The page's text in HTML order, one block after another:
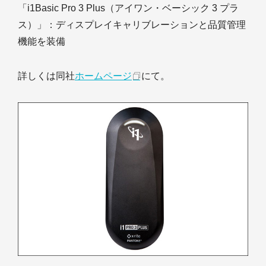
「i1Basic Pro 3 Plus（アイワン・ベーシック 3 プラ
ス）」：ディスプレイキャリブレーションと品質管理
機能を装備
詳しくは同社ホームページ にて。